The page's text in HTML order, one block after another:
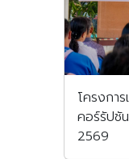
โครงกา
คอร์รัปชั
2569